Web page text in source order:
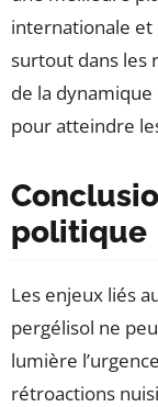
internationale et
surtout dans les
de la
pour atteindre
politique
Les enjeux liés
pergélisol ne
lumière
rétroactions